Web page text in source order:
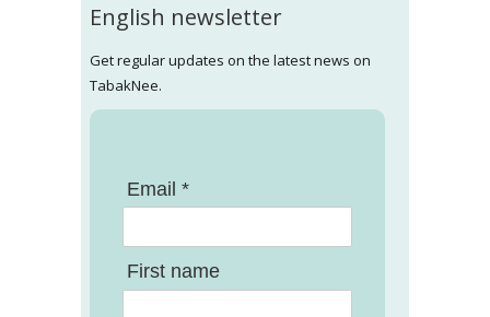
English newsletter
Get regular updates on the latest news on
TabakNee.
Email *
First name